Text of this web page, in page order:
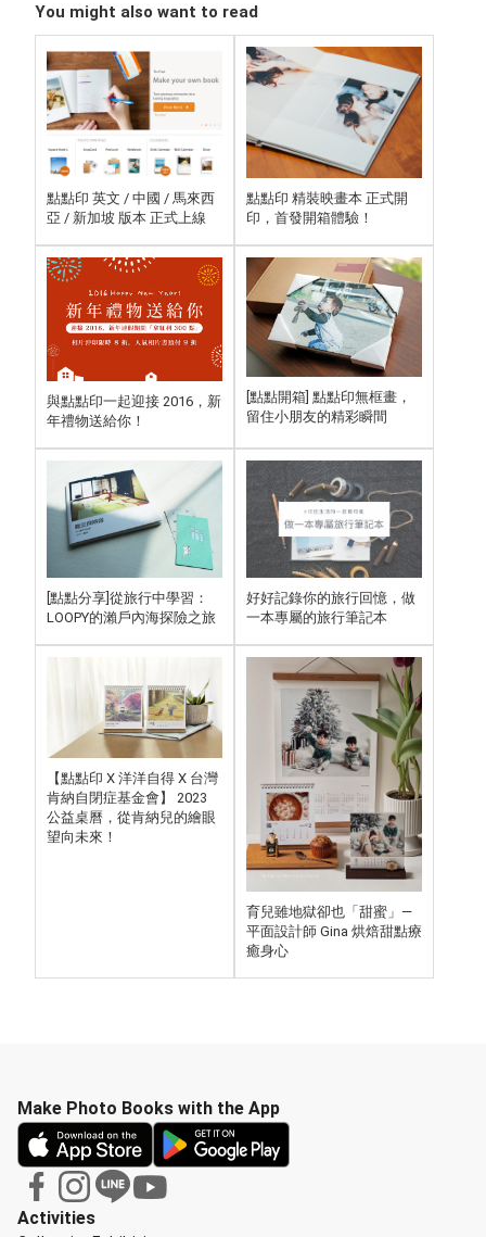
You might also want to read
點點印 英文 / 中國 / 馬來西
亞 / 新加坡 版本 正式上線
點點印 精裝映畫本 正式開
印，首發開箱體驗！
與點點印一起迎接 2016，新
年禮物送給你！
[點點開箱] 點點印無框畫，
留住小朋友的精彩瞬間
[點點分享]從旅行中學習：
LOOPY的瀨戶內海探險之旅
好好記錄你的旅行回憶，做
一本專屬的旅行筆記本
【點點印 X 洋洋自得 X 台灣
肯納自閉症基金會】 2023
公益桌曆，從肯納兒的繪眼
望向未來！
育兒雖地獄卻也「甜蜜」—
平面設計師 Gina 烘焙甜點療
癒身心
Activities
Make Photo Books with the App